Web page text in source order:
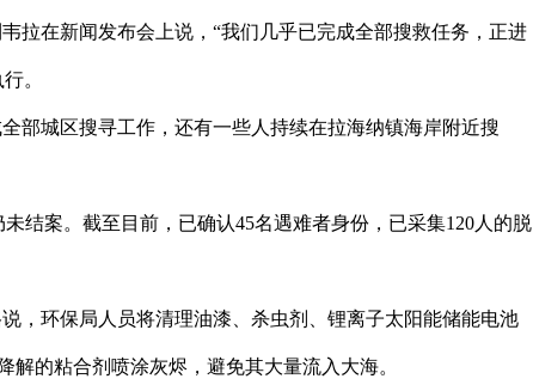
拉在新闻发布会上说，“我们几乎已完成全部搜救任务，正进
。
部城区搜寻工作，还有一些人持续在拉海纳镇海岸附近搜
结案。截至目前，已确认45名遇难者身份，已采集120人的脱
，环保局人员将清理油漆、杀虫剂、锂离子太阳能储能电池
的粘合剂喷涂灰烬，避免其大量流入大海。